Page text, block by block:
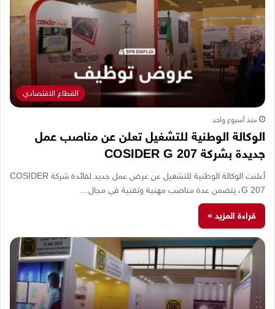
القطاع الاقتصادي
منذ أسبوع واحد
الوكالة الوطنية للتشغيل تعلن عن مناصب عمل
جديدة بشركة COSIDER G 207
أعلنت الوكالة الوطنية للتشغيل عن عرض عمل جديد لفائدة شركة COSIDER
G 207، يتضمن عدة مناصب مهنية وتقنية في مجال…
قراءة المزيد »